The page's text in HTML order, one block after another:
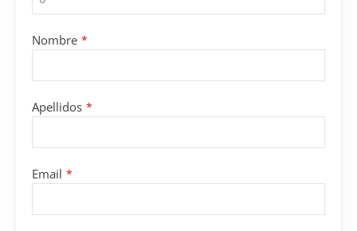
Nombre *
Apellidos *
Website
URL *
Email *